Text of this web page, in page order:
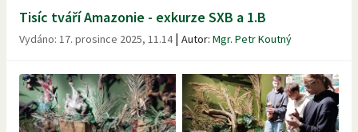
Tisíc tváří Amazonie - exkurze SXB a 1.B
Vydáno: 17. prosince 2025, 11.14| Autor: Mgr. Petr Koutný